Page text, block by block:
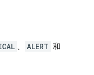
、 ALERT 和